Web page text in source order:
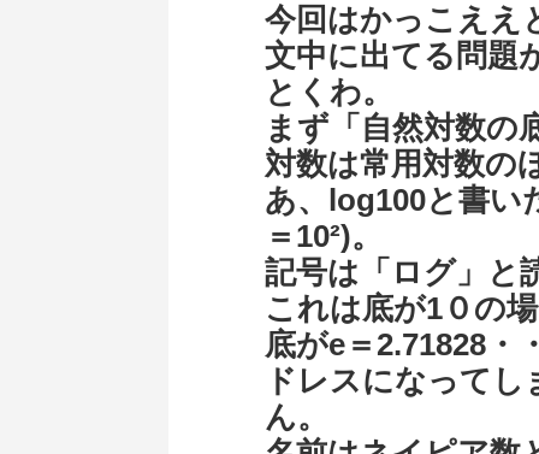
今回はかっこええ
文中に出てる問題
とくわ。
まず「自然対数の
対数は常用対数の
あ、log100と書い
＝10²)。
記号は「ログ」と
これは底が1０の
底がe＝2.71828・
ドレスになって
ん。